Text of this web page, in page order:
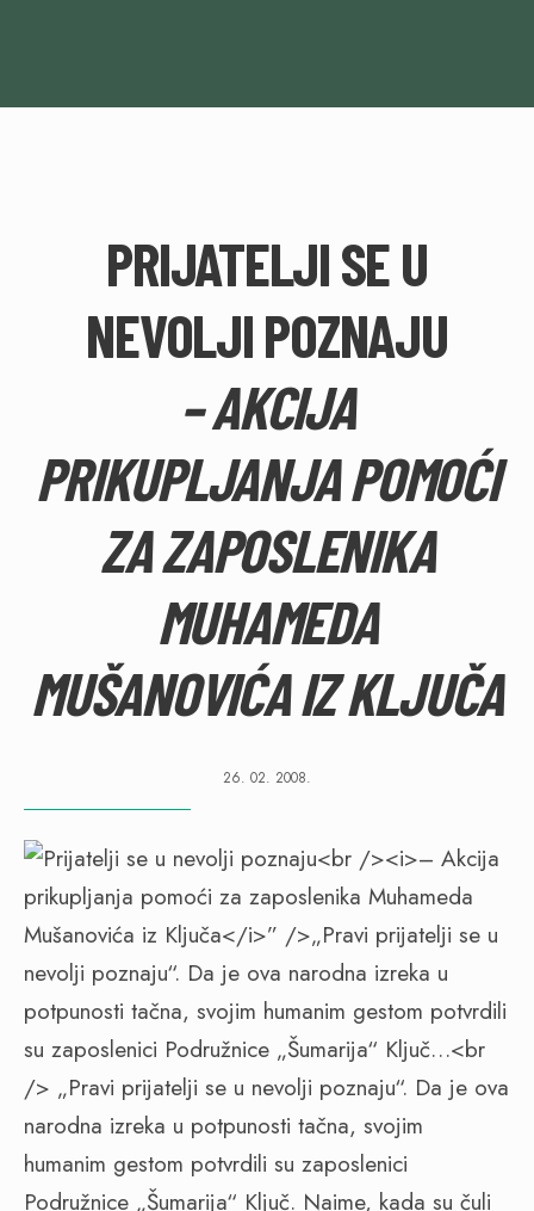
PRIJATELJI SE U
NEVOLJI POZNAJU
– AKCIJA
PRIKUPLJANJA POMOĆI
ZA ZAPOSLENIKA
MUHAMEDA
MUŠANOVIĆA IZ KLJUČA
26. 02. 2008.